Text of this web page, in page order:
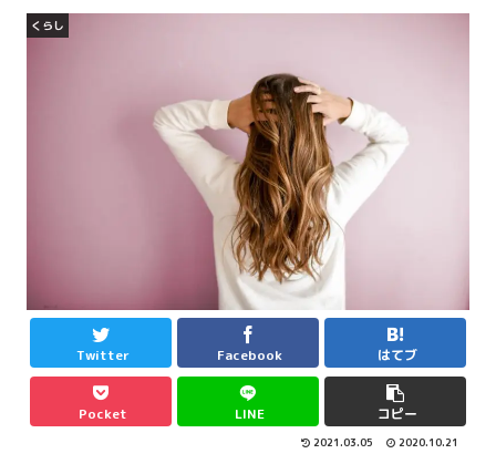
くらし
Twitter Facebook はてブ
Pocket LINE コピー
2021.03.05 2020.10.21